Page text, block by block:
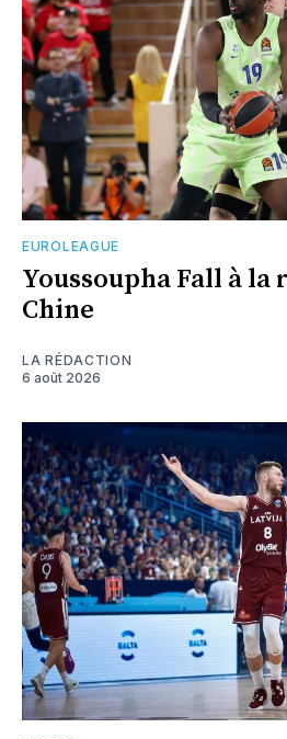
EUROLEAGUE
Youssoupha Fall à la
Chine
LA RÉDACTION
6 août 2026